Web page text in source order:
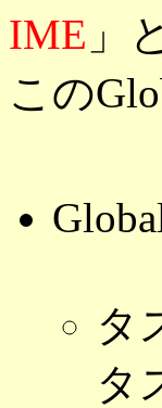
IME 」
この
タ
タ